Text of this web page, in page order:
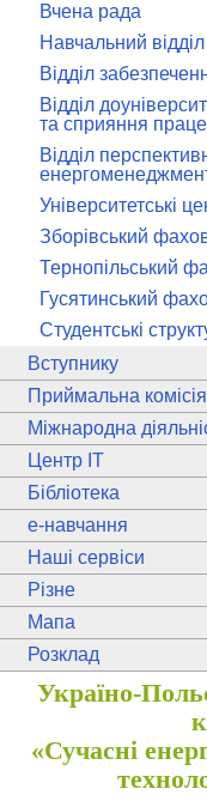
Вчена рада
Навчальний відділ
Відділ
Відділ
та сприяння
Відділ
Університетські
Зборівський
Тернопільський
Гусятинський
Студентські
Вступнику
Приймальна комісія
Міжнародна
Центр ІТ
Бібліотека
e-навчання
Наші сервіси
Різне
Мапа
Розклад
Україно-
«Сучасні